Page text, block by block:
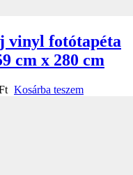
vinyl fotótapéta
cm x 280 cm
Kosárba teszem